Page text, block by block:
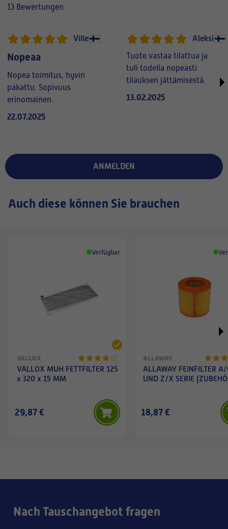
13 Bewertungen
Ville
Nopeaa
Nopea toimitus, hyvin
pakattu. Sopivuus
erinomainen.
22.07.2025
Aleksi
Tuote vastaa tilattua ja
tuli todella nopeasti
tilauksen jättämisestä.
13.02.2025
ANMELDEN
Auch diese können Sie brauchen
Verfügbar
VALLOX
VALLOX MUH FETTFILTER 125
x 320 x 15 MM
29,87 €
ALLAWAY
ALLAWAY FEINFILTER
UND Z/X SERIE
18,87 €
Nach Tauschangebot fragen